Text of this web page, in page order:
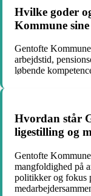
Hvilke goder
Kommune
Gentofte
arbejdstid,
løbende
Hvordan står
ligestilling og
Gentofte
mangfoldighed på
politikker og fokus